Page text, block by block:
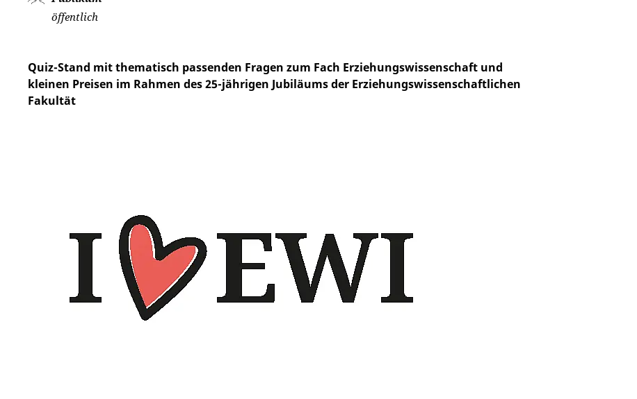
öffentlich
Quiz-Stand mit thematisch passenden Fragen zum Fach Erziehungswissenschaft und
kleinen Preisen im Rahmen des 25-jährigen Jubiläums der Erziehungswissenschaftlichen
Fakultät